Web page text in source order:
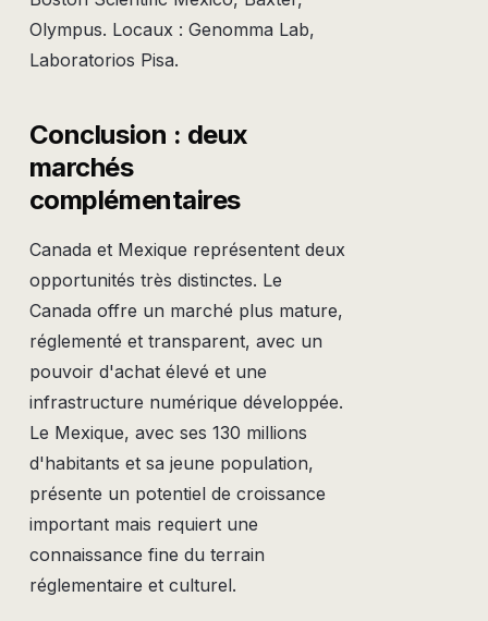
Olympus. Locaux : Genomma Lab,
Laboratorios Pisa.
Conclusion : deux
marchés
complémentaires
Canada et Mexique représentent deux
opportunités très distinctes. Le
Canada offre un marché plus mature,
réglementé et transparent, avec un
pouvoir d'achat élevé et une
infrastructure numérique développée.
Le Mexique, avec ses 130 millions
d'habitants et sa jeune population,
présente un potentiel de croissance
important mais requiert une
connaissance fine du terrain
réglementaire et culturel.